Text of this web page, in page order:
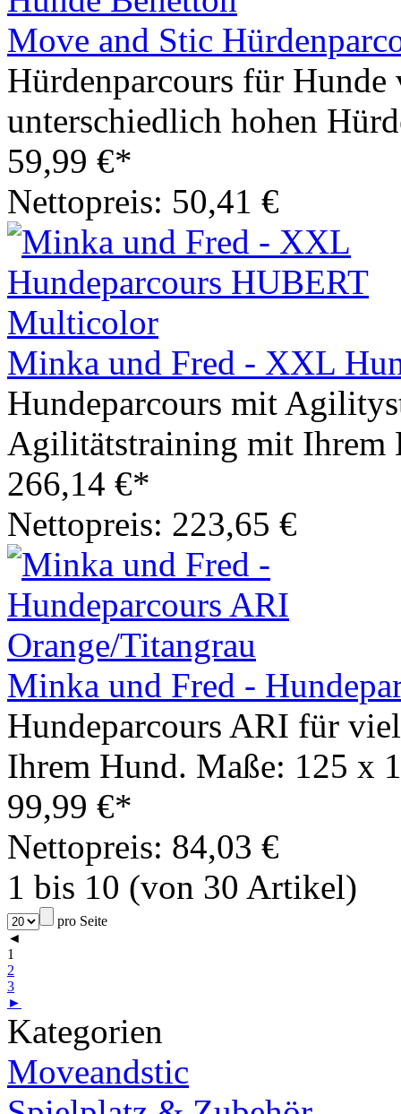
Move and Stic
Hürdenparcours für
unterschiedlich hohen
59,99 €*
Nettopreis: 50,41 €
Minka und Fred - XXL
Hundeparcours mit
Agilitätstraining mit Ihrem
266,14 €*
Nettopreis: 223,65 €
Minka und Fred -
Hundeparcours ARI für
Ihrem Hund. Maße: 125 x
99,99 €*
Nettopreis: 84,03 €
1 bis 10 (von 30 Artikel)
pro Seite
◄
1
2
3
►
Kategorien
Moveandstic